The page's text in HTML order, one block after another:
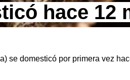
hace 12
se domesticó por primera vez